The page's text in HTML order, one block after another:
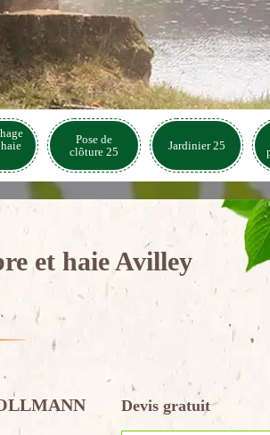
Pose de
clôture 25
Jardinier 25
et haie Avilley
Devis gratuit